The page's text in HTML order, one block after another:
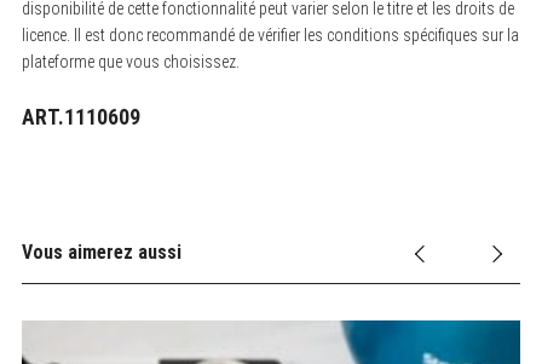
disponibilité de cette fonctionnalité peut varier selon le titre et les droits de
licence. Il est donc recommandé de vérifier les conditions spécifiques sur la
plateforme que vous choisissez.
ART.1110609
Vous aimerez aussi